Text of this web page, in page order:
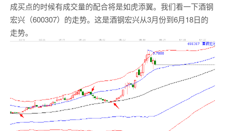
成买点的时候有成交量的配合将是如虎添翼。我们看一下酒钢
宏兴（600307）的走势。这是酒钢宏兴从3月份到6月18日的
走势。